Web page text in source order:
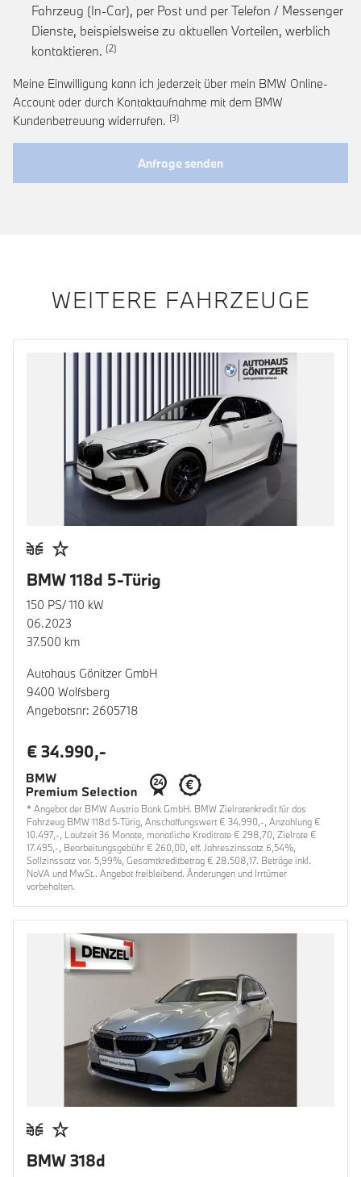
Fahrzeug (In-Car), per Post und per Telefon / Messenger
Dienste, beispielsweise zu aktuellen Vorteilen, werblich
kontaktieren. Link zur Fußnote: Einwilligung zur
Meine Einwilligung kann ich jederzeit über mein BMW Online-
Account oder durch Kontaktaufnahme mit dem BMW
Kundenbetreuung widerrufen. Link zur Fußnote: Widerruf der
Anfrage senden
WEITERE FAHRZEUGE
BMW 118d 5-Türig
150 PS/ 110 kW
06.2023
37.500 km
Autohaus Gönitzer GmbH
9400 Wolfsberg
Angebotsnr: 2605718
€ 34.990,-
* Angebot der BMW Austria Bank GmbH. BMW Zielratenkredit für das
Fahrzeug BMW 118d 5-Türig, Anschaffungswert € 34.990,-, Anzahlung €
10.497,-, Laufzeit 36 Monate, monatliche Kreditrate € 298,70, Zielrate €
17.495,-, Bearbeitungsgebühr € 260,00, eff. Jahreszinssatz 6,54%,
Sollzinssatz var. 5,99%, Gesamtkreditbetrag € 28.508,17. Beträge inkl.
NoVA und MwSt.. Angebot freibleibend. Änderungen und Irrtümer
vorbehalten.
BMW 318d